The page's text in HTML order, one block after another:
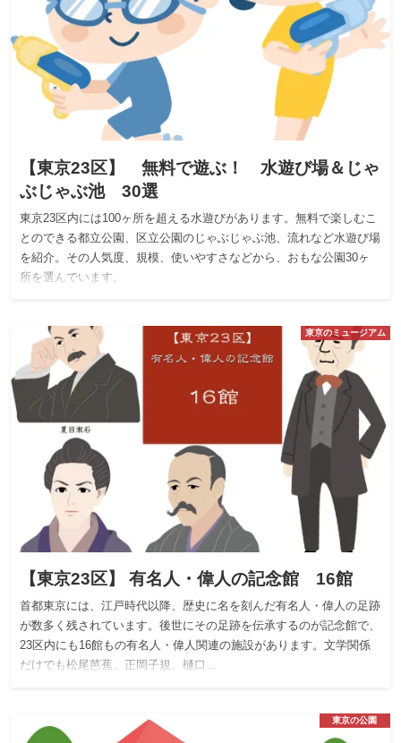
【東京23区】 無料で遊ぶ！ 水遊び場＆じゃ
ぶじゃぶ池 30選
東京23区内には100ヶ所を超える水遊びがあります。無料で楽しむこ
とのできる都立公園、区立公園のじゃぶじゃぶ池、流れなど水遊び場
を紹介。その人気度、規模、使いやすさなどから、おもな公園30ヶ
所を選んでいます。
東京のミュージアム
【東京23区】 有名人・偉人の記念館 16館
首都東京には、江戸時代以降、歴史に名を刻んだ有名人・偉人の足跡
が数多く残されています。後世にその足跡を伝承するのが記念館で、
23区内にも16館もの有名人・偉人関連の施設があります。文学関係
だけでも松尾芭蕉、正岡子規、樋口…
東京の公園